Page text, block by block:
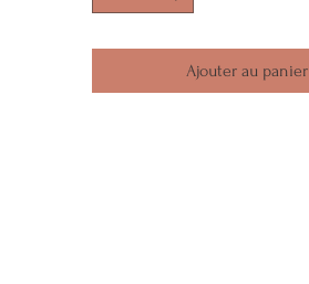
Ajouter au panier